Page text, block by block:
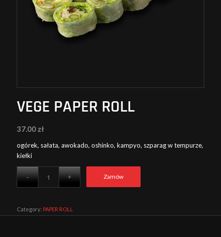
VEGE PAPER ROLL
37.00 zł
ogórek, sałata, awokado, oshinko, kampyo, szparag w tempurze,
kiełki
Zamów
Category: PAPER ROLL